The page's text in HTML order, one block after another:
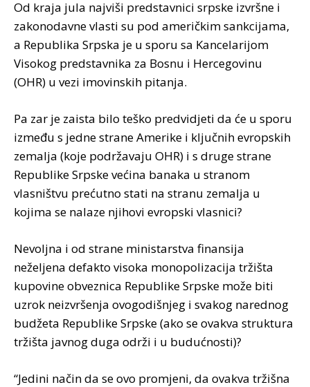
Od kraja jula najviši predstavnici srpske izvršne i
zakonodavne vlasti su pod američkim sankcijama,
a Republika Srpska je u sporu sa Kancelarijom
Visokog predstavnika za Bosnu i Hercegovinu
(OHR) u vezi imovinskih pitanja.
Pa zar je zaista bilo teško predvidjeti da će u sporu
između s jedne strane Amerike i ključnih evropskih
zemalja (koje podržavaju OHR) i s druge strane
Republike Srpske većina banaka u stranom
vlasništvu prećutno stati na stranu zemalja u
kojima se nalaze njihovi evropski vlasnici?
Nevoljna i od strane ministarstva finansija
neželjena defakto visoka monopolizacija tržišta
kupovine obveznica Republike Srpske može biti
uzrok neizvršenja ovogodišnjeg i svakog narednog
budžeta Republike Srpske (ako se ovakva struktura
tržišta javnog duga održi i u budućnosti)?
“Jedini način da se ovo promjeni, da ovakva tržišna